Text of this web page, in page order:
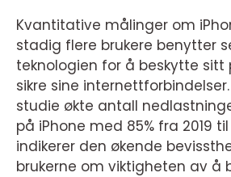
Kvantitative målinger om
stadig flere brukere benytter
teknologien for å beskytte sitt
sikre sine
studie økte antall
på iPhone med 85% fra 2019
indikerer den økende
brukerne om viktigheten av å